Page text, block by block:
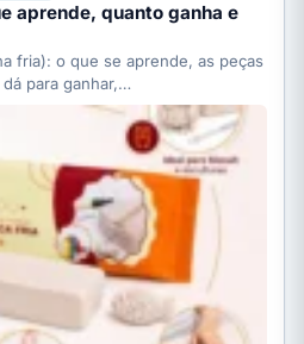
aprende, quanto ganha e
fria): o que se aprende, as peças
para ganhar,…